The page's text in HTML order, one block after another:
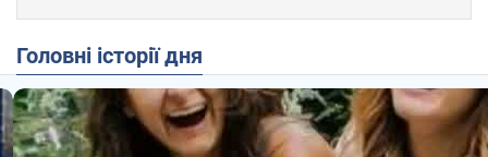
Головні історії дня